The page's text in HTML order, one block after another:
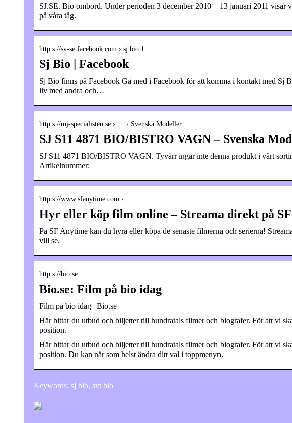
SJ.SE. Bio ombord. Under perioden 3 december 2010 – 13 januari 2011
på våra tåg.
http s://sv-se.facebook.com › sj.bio.1
Sj Bio | Facebook
Sj Bio finns på Facebook Gå med i Facebook för att komma i kontakt med Sj
liv med andra och…
http s://mj-specialisten.se › … › Svenska Modeller
SJ S11 4871 BIO/BISTRO VAGN – Svenska
SJ S11 4871 BIO/BISTRO VAGN. Tyvärr ingår inte denna produkt i vårt
Artikelnummer:
http s://www.sfanytime.com › …
Hyr eller köp film online – Streama direkt på
På SF Anytime kan du hyra eller köpa de senaste filmerna och serierna!
vill se.
http s://bio.se
Bio.se: Film på bio idag
Film på bio idag | Bio.se
Här hittar du utbud och biljetter till hundratals filmer och biografer. För att vi
position.
Här hittar du utbud och biljetter till hundratals filmer och biografer. För att vi
position. Du kan när som helst ändra ditt val i toppmenyn.
Keywords: sj bio, svt bio